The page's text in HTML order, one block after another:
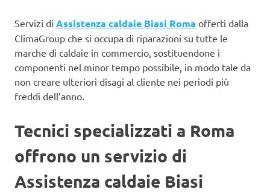
Servizi di Assistenza caldaie Biasi Roma offerti dalla
ClimaGroup che si occupa di riparazioni su tutte le
marche di caldaie in commercio, sostituendone i
componenti nel minor tempo possibile, in modo tale da
non creare ulteriori disagi al cliente nei periodi più
freddi dell’anno.
Tecnici specializzati a Roma
offrono un servizio di
Assistenza caldaie Biasi